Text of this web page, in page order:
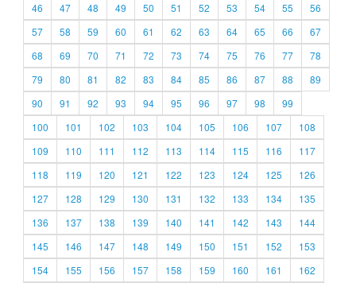
46
47 48 49 50 51 52 53 54 55
56
57
58 59 60 61 62 63 64 65 66
67
68
69 70 71 72 73 74 75 76 77
78
79
80 81 82 83 84 85 86 87 88
89
90
91 92 93 94 95 96 97 98
99
100
101 102 103 104 105 106 107
108
109
110 111 112 113 114 115 116
117
118
119 120 121 122 123 124 125
126
127
128 129 130 131 132 133 134
135
136
137 138 139 140 141 142 143
144
145
146 147 148 149 150 151 152
153
154
155 156 157 158 159 160 161
162